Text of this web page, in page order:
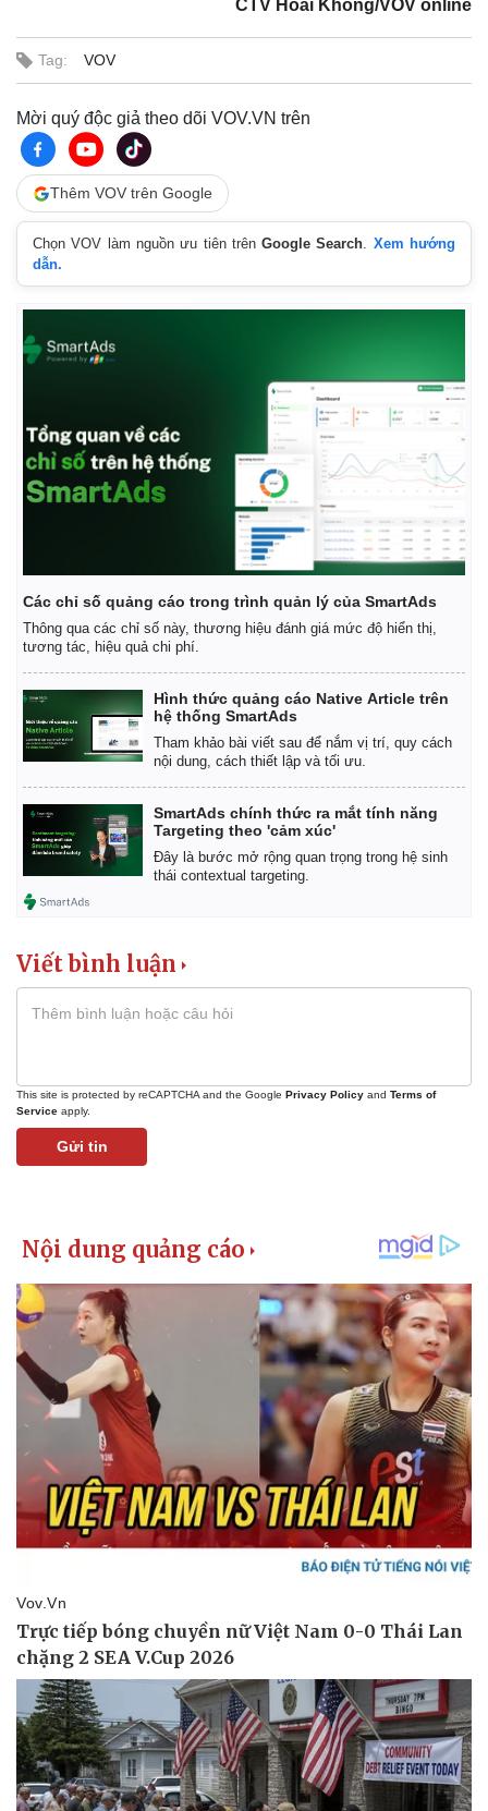
Pháp luật
Vụ án
Tin nóng
Tư vấn luật
Quân sự - Quốc phòng
Vũ khí
Việt Nam
Phân tích
CTV Hoài Không/VOV online
Tag: VOV
Mời quý độc giả theo dõi VOV.VN trên
Thêm VOV trên Google
Chọn VOV làm nguồn ưu tiên trênGoogle Search. Xem hướng
dẫn.
Các chỉ số quảng cáo trong trình quản lý của SmartAds
Thông qua các chỉ số này, thương hiệu đánh giá mức độ hiển thị,
tương tác, hiệu quả chi phí.
Hình thức quảng cáo Native Article trên
hệ thống SmartAds
Tham khảo bài viết sau để nắm vị trí, quy cách
nội dung, cách thiết lập và tối ưu.
SmartAds chính thức ra mắt tính năng
Targeting theo 'cảm xúc'
Đây là bước mở rộng quan trọng trong hệ sinh
thái contextual targeting.
Viết bình luận
This site is protected by reCAPTCHA and the Google Privacy Policy and Terms of
Service apply.
Gửi tin